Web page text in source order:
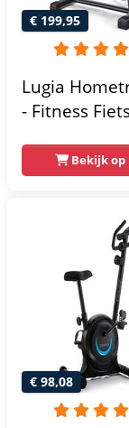
€ 199,95
Lugia
- Fitness
Verstelbaar
0-100%
Max 130kg -
Extreem Stil
Bekijk op
€ 98,08